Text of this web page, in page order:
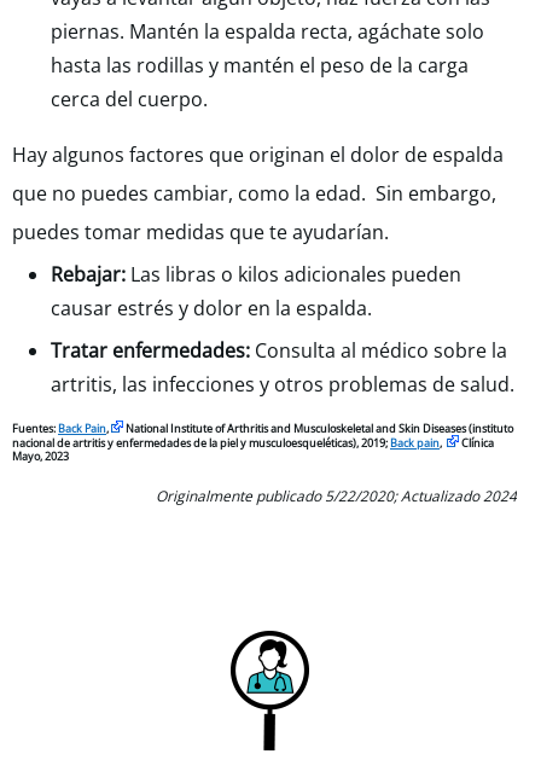
piernas. Mantén la espalda recta, agáchate solo
hasta las rodillas y mantén el peso de la carga
cerca del cuerpo.
Hay algunos factores que originan el dolor de espalda
que no puedes cambiar, como la edad. Sin embargo,
puedes tomar medidas que te ayudarían.
Rebajar: Las libras o kilos adicionales pueden
causar estrés y dolor en la espalda.
Tratar enfermedades: Consulta al médico sobre la
artritis, las infecciones y otros problemas de salud.
Fuentes: Back Pain,
National Institute of Arthritis and Musculoskeletal and Skin Diseases (instituto
nacional de artritis y enfermedades de la piel y musculoesqueléticas), 2019; Back pain,
Clínica
Mayo, 2023
Originalmente publicado 5/22/2020; Actualizado 2024